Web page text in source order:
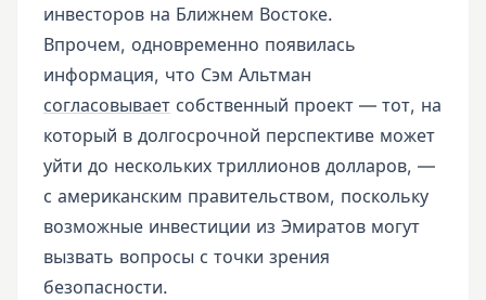
инвесторов на Ближнем Востоке.
Впрочем, одновременно появилась
информация, что Сэм Альтман
согласовывает собственный проект — тот, на
который в долгосрочной перспективе может
уйти до нескольких триллионов долларов, —
с американским правительством, поскольку
возможные инвестиции из Эмиратов могут
вызвать вопросы с точки зрения
безопасности.